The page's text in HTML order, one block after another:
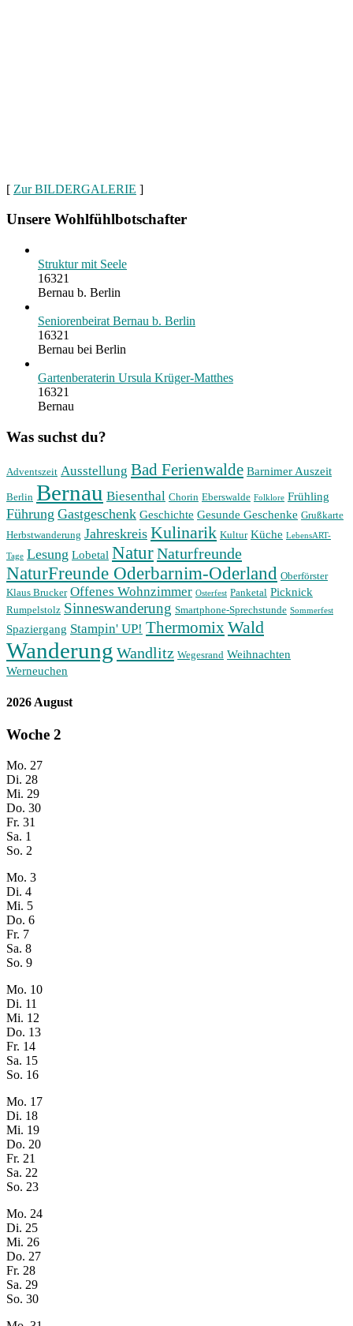
[ Zur BILDERGALERIE ]
Unsere Wohlfühlbotschafter
Struktur mit Seele
16321
Bernau b. Berlin
Seniorenbeirat Bernau b. Berlin
16321
Bernau bei Berlin
Gartenberaterin Ursula Krüger-Matthes
16321
Bernau
Was suchst du?
Adventszeit Ausstellung Bad Ferienwalde Barnimer Auszeit
Berlin Bernau Biesenthal Chorin Eberswalde Folklore Frühling
Führung Gastgeschenk Geschichte Gesunde Geschenke Grußkarte
Herbstwanderung Jahreskreis Kulinarik Kultur Küche LebensART-
Tage Lesung Lobetal NaturNaturfreunde
NaturFreunde Oderbarnim-Oderland Oberförster
Klaus Brucker Offenes Wohnzimmer Osterfest Panketal Picknick
Rumpelstolz Sinneswanderung Smartphone-Sprechstunde Sommerfest
Spaziergang Stampin' UP! ThermomixWald
Wanderung Wandlitz Wegesrand Weihnachten
Werneuchen
2026 August
Woche 2
Mo. 27
Di. 28
Mi. 29
Do. 30
Fr. 31
Sa. 1
So. 2
Mo. 3
Di. 4
Mi. 5
Do. 6
Fr. 7
Sa. 8
So. 9
Mo. 10
Di. 11
Mi. 12
Do. 13
Fr. 14
Sa. 15
So. 16
Mo. 17
Di. 18
Mi. 19
Do. 20
Fr. 21
Sa. 22
So. 23
Mo. 24
Di. 25
Mi. 26
Do. 27
Fr. 28
Sa. 29
So. 30